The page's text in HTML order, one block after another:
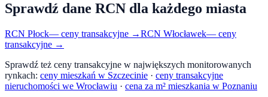
Sprawdź dane RCN dla każdego miasta
RCN Płock— ceny transakcyjne →RCN Włocławek— ceny
transakcyjne →
Sprawdź też ceny transakcyjne w największych monitorowanych
rynkach: ceny mieszkań w Szczecinie · ceny transakcyjne
nieruchomości we Wrocławiu · cena za m² mieszkania w Poznaniu